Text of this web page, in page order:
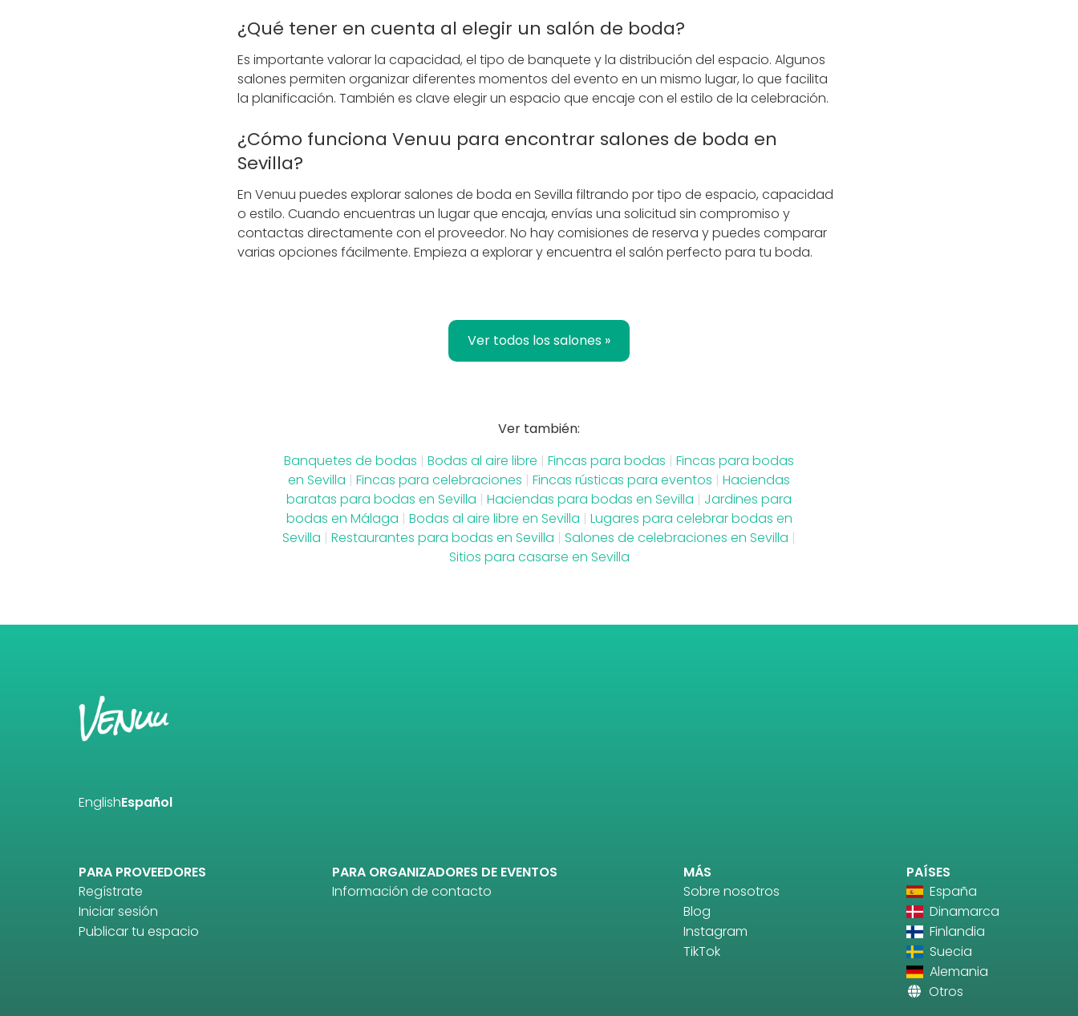
¿Qué tener en cuenta al elegir un salón de boda?
Es importante valorar la capacidad, el tipo de banquete y la distribución del espacio. Algunos
salones permiten organizar diferentes momentos del evento en un mismo lugar, lo que facilita
la planificación. También es clave elegir un espacio que encaje con el estilo de la celebración.
¿Cómo funciona Venuu para encontrar salones de boda en
Sevilla?
En Venuu puedes explorar salones de boda en Sevilla filtrando por tipo de espacio, capacidad
o estilo. Cuando encuentras un lugar que encaja, envías una solicitud sin compromiso y
contactas directamente con el proveedor. No hay comisiones de reserva y puedes comparar
varias opciones fácilmente. Empieza a explorar y encuentra el salón perfecto para tu boda.
Ver todos los salones »
Ver también:
Banquetes de bodas | Bodas al aire libre | Fincas para bodas | Fincas para bodas
en Sevilla | Fincas para celebraciones | Fincas rústicas para eventos | Haciendas
baratas para bodas en Sevilla | Haciendas para bodas en Sevilla | Jardines para
bodas en Málaga | Bodas al aire libre en Sevilla | Lugares para celebrar bodas en
Sevilla | Restaurantes para bodas en Sevilla | Salones de celebraciones en Sevilla |
Sitios para casarse en Sevilla
EnglishEspañol
PARA PROVEEDORES
Regístrate
Iniciar sesión
Publicar tu espacio
PARA ORGANIZADORES DE EVENTOS
Información de contacto
MÁS
Sobre nosotros
Blog
Instagram
TikTok
PAÍSES
España
Dinamarca
Finlandia
Suecia
Alemania
Otros